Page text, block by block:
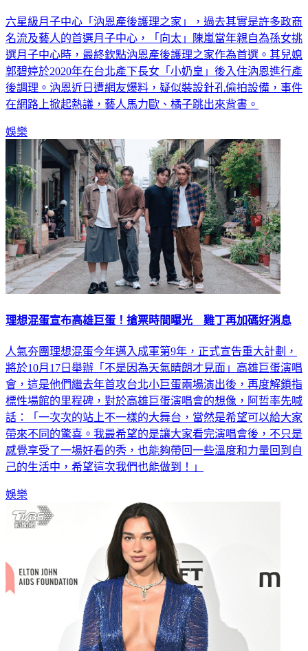
六星級月子中心「汭恩產後護理之家」，過去其實是許多政商
名流及藝人的首選月子中心，「向太」陳嵐當年親自為孫女挑
選月子中心時，最終欽點汭恩產後護理之家作為首選。其兒媳
郭碧婷於2020年在台北產下長女「小奶皇」後入住汭恩進行產
後調理。汭恩近日遭網友爆料，疑似裝設針孔偷拍設備，事件
娛樂
人氣夯團理想混蛋今年邁入成軍第9年，正式宣告重大計劃，
將於10月17日舉辦「不是因為天氣晴朗才見面」高雄巨蛋演唱
會，這是他們繼去年首攻台北小巨蛋兩場演出後，再度解鎖指
標性場館的里程碑，對於高雄巨蛋演唱會的想像，阿哲率先喊
話：「一次次的站上不一樣的大舞台，當然是希望可以給大家
帶來不同的驚喜。我最希望的是讓大家看完演唱會後，不只是
感覺享受了一場好看的秀，也能夠帶回一些溫度和力量回到自
娛樂